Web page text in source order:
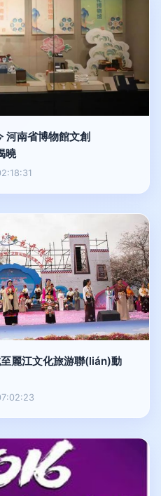
河南省博物館文創
曉
至麗江文化旅游聯(lián)動